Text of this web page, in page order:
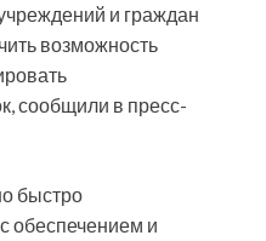
и граждан
возможность
сообщили в пресс-
быстро
обеспечением и